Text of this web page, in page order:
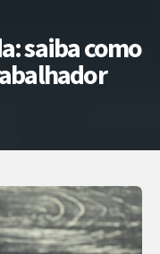
saiba como